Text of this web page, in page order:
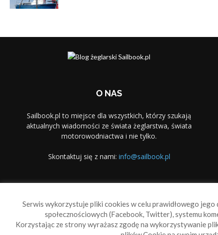
O NAS
Sailbook.pl to miejsce dla wszystkich, którzy szukają
aktualnych wiadomości ze świata żeglarstwa, świata
motorowodniactwa i nie tylko.
Skontaktuj się z nami: info@sailbook.pl
Serwis wykorzystuje pliki cookies w celu prawidłowego
społecznościowych (Facebook, Twitter), systemu
Korzystając ze strony wyrażasz zgodę na wykorzystywanie